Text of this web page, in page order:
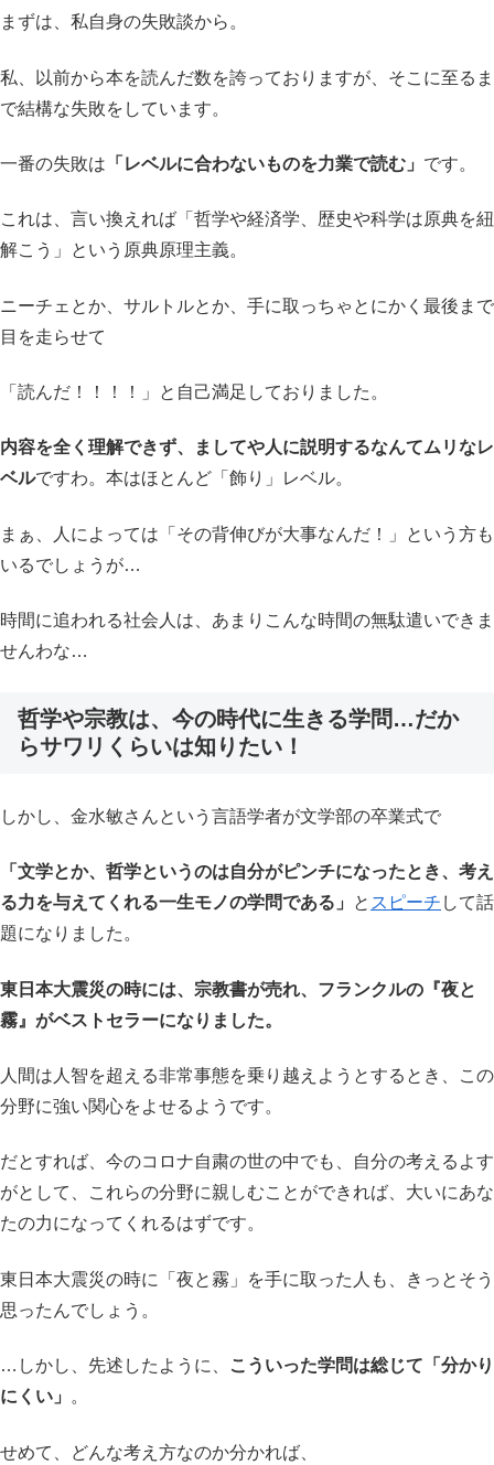
まずは、私自身の失敗談から。
私、以前から本を読んだ数を誇っておりますが、そこに至るま
で結構な失敗をしています。
一番の失敗は 「レベルに合わないものを力業で読む」 です。
これは、言い換えれば「哲学や経済学、歴史や科学は原典を紐
解こう」という原典原理主義。
ニーチェとか、サルトルとか、手に取っちゃとにかく最後まで
目を走らせて
「読んだ！！！！」と自己満足しておりました。
内容を全く理解できず、ましてや人に説明するなんてムリなレ
ベルですわ。本はほとんど「飾り」レベル。
まぁ、人によっては「その背伸びが大事なんだ！」という方も
いるでしょうが…
時間に追われる社会人は、あまりこんな時間の無駄遣いできま
せんわな…
哲学や宗教は、今の時代に生きる学問…だか
らサワリくらいは知りたい！
しかし、金水敏さんという言語学者が文学部の卒業式で
「文学とか、哲学というのは自分がピンチになったとき、考え
る力を与えてくれる一生モノの学問である」
と スピーチ して話
題になりました。
東日本大震災の時には、宗教書が売れ、フランクルの『夜と
霧』がベストセラーになりました。
人間は人智を超える非常事態を乗り越えようとするとき、この
分野に強い関心をよせるようです。
だとすれば、今のコロナ自粛の世の中でも、自分の考えるよす
がとして、これらの分野に親しむことができれば、大いにあな
たの力になってくれるはずです。
東日本大震災の時に「夜と霧」を手に取った人も、きっとそう
思ったんでしょう。
…しかし、先述したように、
こういった学問は総じて「分かり
にくい」
。
せめて、どんな考え方なのか分かれば、